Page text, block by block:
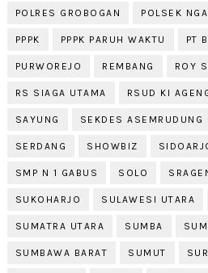
POLRES GROBOGAN POLSEK
PPPK PPPK PARUH WAKTU PT
PURWOREJO REMBANG ROY
RS SIAGA UTAMA RSUD KI
SAYUNG SEKDES ASEMRUDUNG
SERDANG SHOWBIZ
SMP N 1 GABUS SOLO
SUKOHARJO SULAWESI UTARA
SUMATRA UTARA SUMBA
SUMBAWA BARAT SUMUT